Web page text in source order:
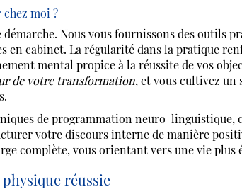
moi ?
Nous vous fournissons des outils
en cabinet. La régularité dans la pratique
mental propice à la réussite de vos
de votre transformation, et vous cultivez
de programmation neuro-
votre discours interne de manière
complète, vous orientant vers une vie plus
réussie